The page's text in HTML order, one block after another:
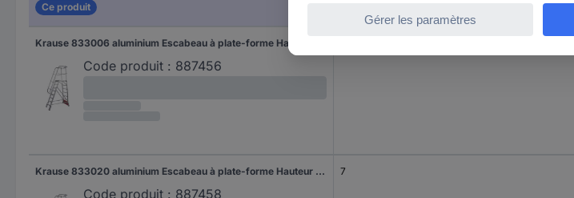
Ce produit
Code produit : 887456
Krause 833020 aluminium Escabeau à plate-forme Hauteur de travail (max.): 3.65 m argent DIN EN 131 39 kg
Code produit : 887458
7